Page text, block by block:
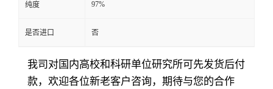
纯度 97%
是否进口 否
我司对国内高校和科研单位研究所可先发货后付
款，欢迎各位新老客户咨询，期待与您的合作